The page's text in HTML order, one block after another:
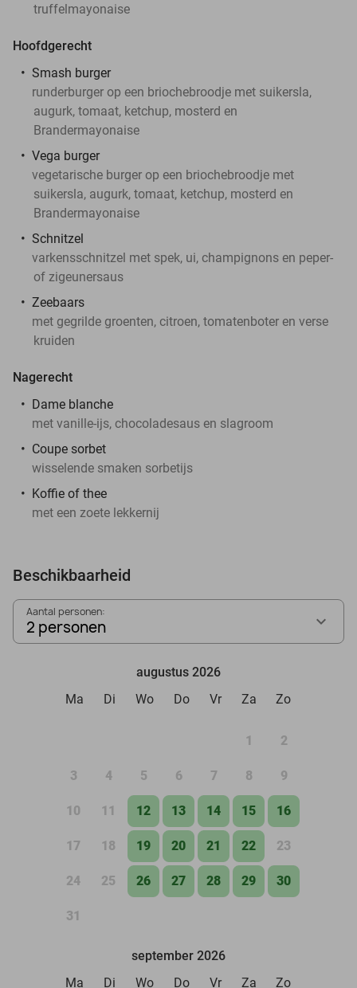
truffelmayonaise
Hoofdgerecht
Smash burger
runderburger op een briochebroodje met suikersla,
augurk, tomaat, ketchup, mosterd en
Brandermayonaise
Vega burger
vegetarische burger op een briochebroodje met
suikersla, augurk, tomaat, ketchup, mosterd en
Brandermayonaise
Schnitzel
varkensschnitzel met spek, ui, champignons en peper-
of zigeunersaus
Zeebaars
met gegrilde groenten, citroen, tomatenboter en verse
kruiden
Nagerecht
Dame blanche
met vanille-ijs, chocoladesaus en slagroom
Coupe sorbet
wisselende smaken sorbetijs
Koffie of thee
met een zoete lekkernij
Beschikbaarheid
Aantal personen:
2 personen
augustus 2026
Ma
Di Wo Do Vr Za Zo
1 2
3 4 5 6 7 8 9
10 11 12 13 14 15 16
17 18 19 20 21 22 23
24 25 26 27 28 29 30
31
september 2026
Ma
Di Wo Do Vr Za Zo